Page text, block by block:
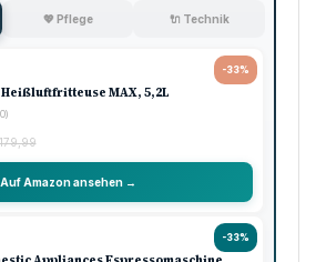
💖 Pflege 🔌 Technik
-33%
MAX, 5,2L
Auf Amazon ansehen →
-33%